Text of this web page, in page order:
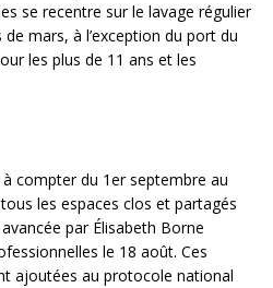
se recentre sur le lavage régulier
mars, à l’exception du port du
les plus de 11 ans et les
compter du 1er septembre au
les espaces clos et partagés
par Élisabeth Borne
le 18 août. Ces
ajoutées au protocole national